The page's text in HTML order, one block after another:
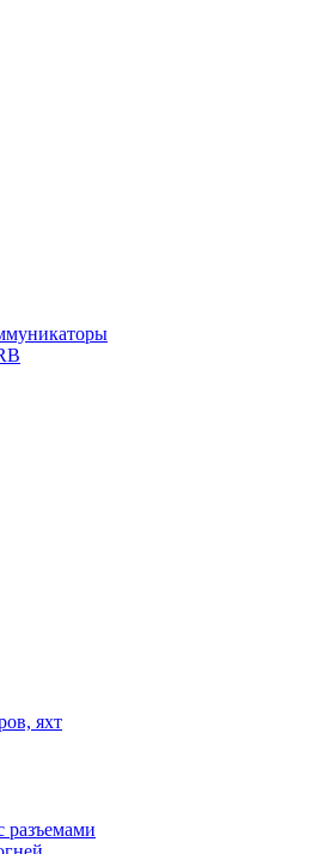
яхт
разъемами